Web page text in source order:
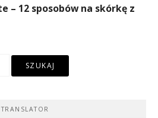
TRANSLATOR